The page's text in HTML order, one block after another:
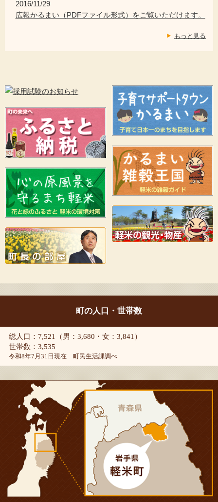
2016/11/29
広報かるまい（PDFファイル形式）をご覧いただけます。
もっと見る
町の人口・世帯数
総人口：7,521（男：3,680・女：3,841）
世帯数：3,535
令和8年7月31日現在 町民生活課調べ